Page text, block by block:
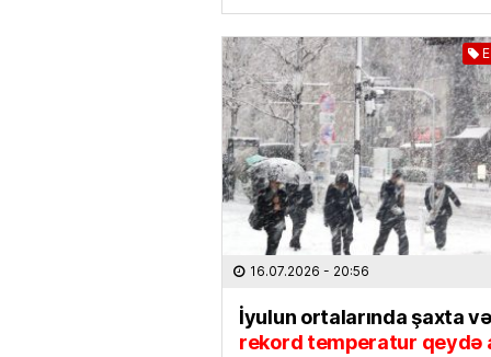
16.07.2026 - 20:56
İyulun ortalarında şaxta
rekord temperatur qeydə